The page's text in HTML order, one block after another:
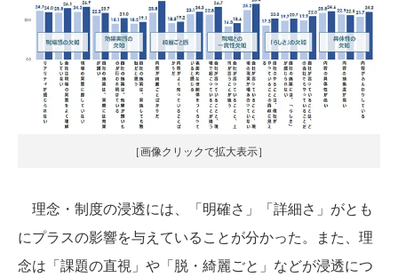
［画像クリックで拡大表示］
理念・制度の浸透には、「明確さ」「詳細さ」がとも
にプラスの影響を与えていることが分かった。また、理
念は「課題の直視」や「脱・綺麗ごと」などが浸透につ